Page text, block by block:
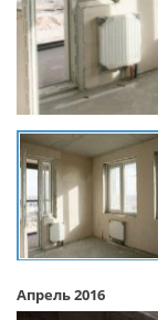
Апрель 2016